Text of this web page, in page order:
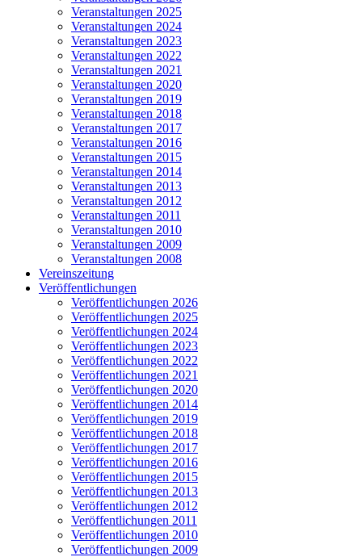
Veranstaltungen 2025
Veranstaltungen 2024
Veranstaltungen 2023
Veranstaltungen 2022
Veranstaltungen 2021
Veranstaltungen 2020
Veranstaltungen 2019
Veranstaltungen 2018
Veranstaltungen 2017
Veranstaltungen 2016
Veranstaltungen 2015
Veranstaltungen 2014
Veranstaltungen 2013
Veranstaltungen 2012
Veranstaltungen 2011
Veranstaltungen 2010
Veranstaltungen 2009
Veranstaltungen 2008
Vereinszeitung
Veröffentlichungen
Veröffentlichungen 2026
Veröffentlichungen 2025
Veröffentlichungen 2024
Veröffentlichungen 2023
Veröffentlichungen 2022
Veröffentlichungen 2021
Veröffentlichungen 2020
Veröffentlichungen 2014
Veröffentlichungen 2019
Veröffentlichungen 2018
Veröffentlichungen 2017
Veröffentlichungen 2016
Veröffentlichungen 2015
Veröffentlichungen 2013
Veröffentlichungen 2012
Veröffentlichungen 2011
Veröffentlichungen 2010
Veröffentlichungen 2009